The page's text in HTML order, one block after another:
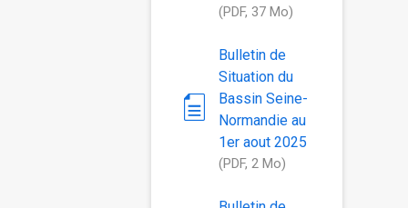
(PDF, 37 Mo)
Bulletin de
Situation du
Bassin Seine-
Normandie au
1er aout 2025
(PDF, 2 Mo)